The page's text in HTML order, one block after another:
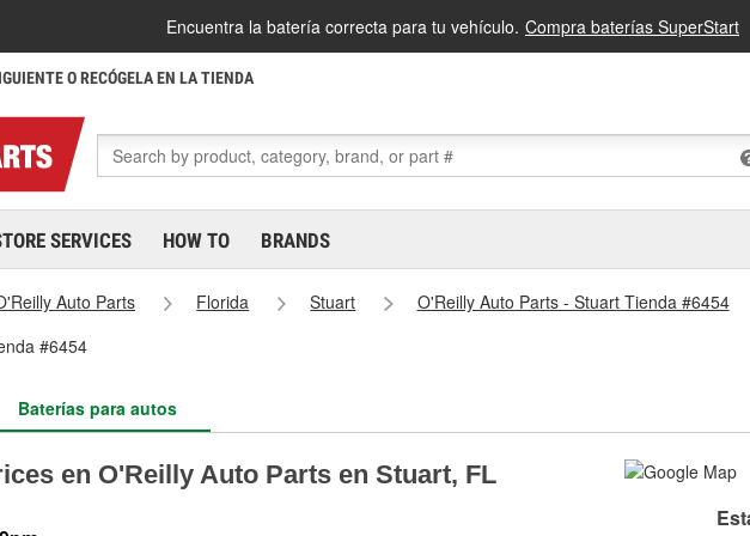
Encuentra la batería correcta para tu vehículo. Compra baterías SuperStart
O RECÓGELA EN LA TIENDA
SERVICES HOW TO BRANDS
Auto Parts Florida Stuart
O'Reilly Auto Parts - Stuart Tienda #6454
#6454
Baterías para autos
en O'Reilly Auto Parts en Stuart, FL